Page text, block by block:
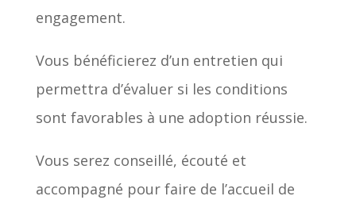
engagement.
Vous bénéficierez d’un entretien qui
permettra d’évaluer si les conditions
sont favorables à une adoption réussie.
Vous serez conseillé, écouté et
accompagné pour faire de l’accueil de